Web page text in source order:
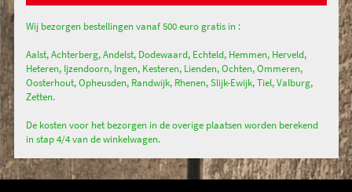
Wij bezorgen bestellingen vanaf 500 euro gratis in :
Aalst, Achterberg, Andelst, Dodewaard, Echteld, Hemmen, Herveld,
Heteren, Ijzendoorn, Ingen, Kesteren, Lienden, Ochten, Ommeren,
Oosterhout, Opheusden, Randwijk, Rhenen, Slijk-Ewijk, Tiel, Valburg,
Zetten.
De kosten voor het bezorgen in de overige plaatsen worden berekend
in stap 4/4 van de winkelwagen.